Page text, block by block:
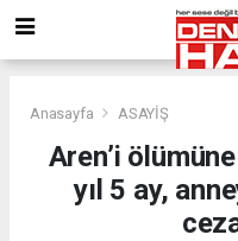
Anasayfa ASAYİŞ
Aren’i
yıl 5 ay,